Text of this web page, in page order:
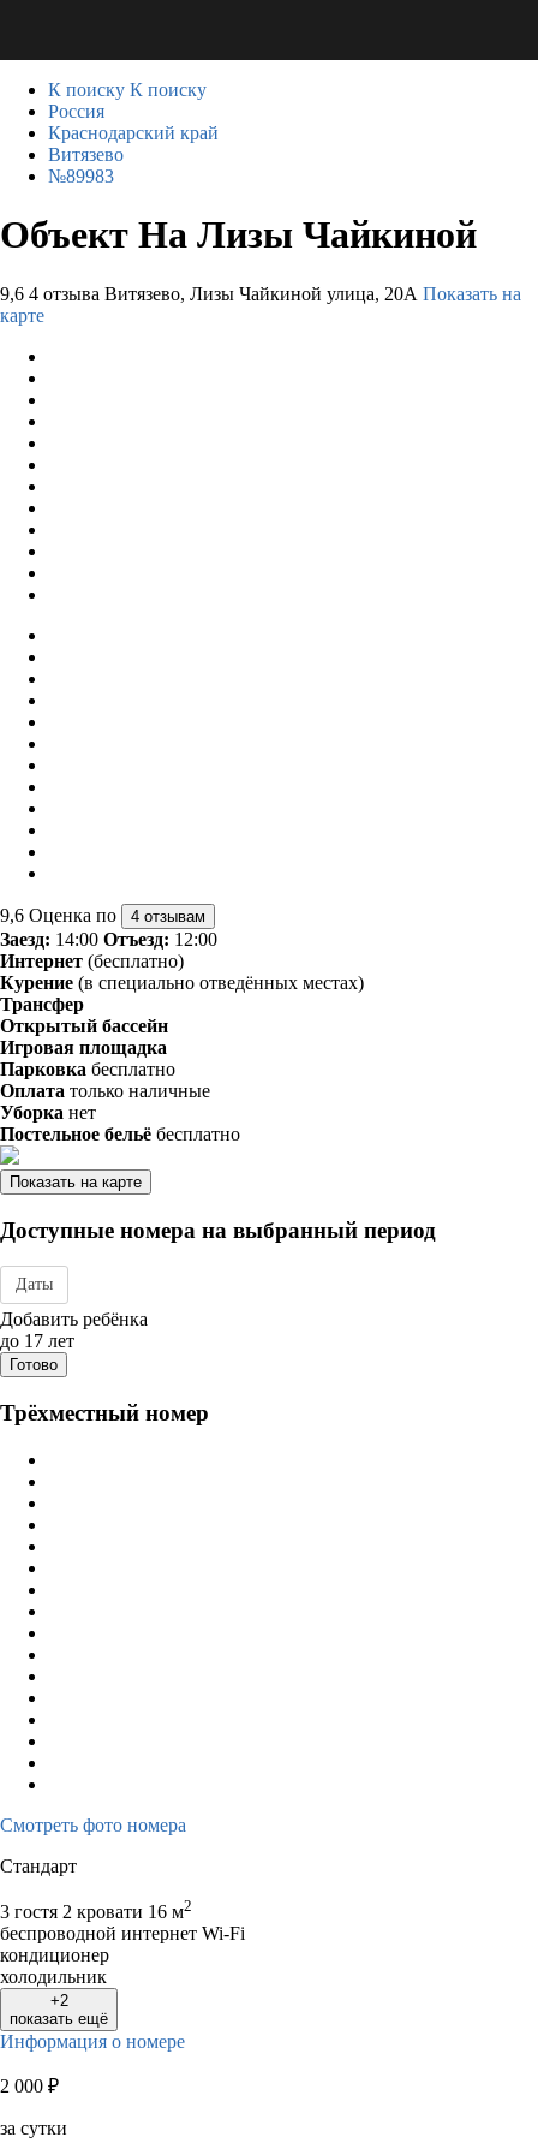
К поиску К поиску
Россия
Краснодарский край
Витязево
№89983
Объект На Лизы Чайкиной
9,6 4 отзыва Витязево, Лизы Чайкиной улица, 20А Показать на
карте
9,6 Оценка по 4 отзывам
Заезд: 14:00 Отъезд: 12:00
Интернет (бесплатно)
Курение (в специально отведённых местах)
Трансфер
Открытый бассейн
Игровая площадка
Парковка бесплатно
Оплата только наличные
Уборка нет
Постельное бельё бесплатно
Показать на карте
Доступные номера на выбранный период
Даты
Дата заезда - отъезда
Добавить ребёнка
до 17 лет
Готово
Трёхместный номер
Смотреть фото номера
Стандарт
3 гостя 2 кровати 16 м2
беспроводной интернет Wi-Fi
кондиционер
холодильник
+2
показать ещё
Информация о номере
2 000 ₽
за сутки